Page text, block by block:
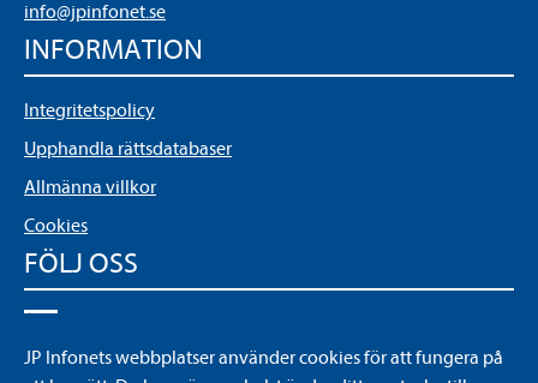
info@jpinfonet.se
INFORMATION
Integritetspolicy
Upphandla rättsdatabaser
Allmänna villkor
Cookies
FÖLJ OSS
YouTube
JP Infonets webbplatser använder cookies för att fungera på